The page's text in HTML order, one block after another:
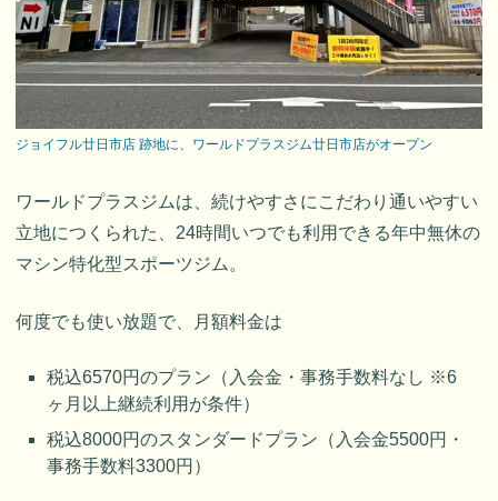
ジョイフル廿日市店 跡地に、ワールドプラスジム廿日市店がオープン
ワールドプラスジムは、続けやすさにこだわり通いやすい
立地につくられた、24時間いつでも利用できる年中無休の
マシン特化型スポーツジム。
何度でも使い放題で、月額料金は
税込6570円のプラン（入会金・事務手数料なし ※6
ヶ月以上継続利用が条件）
税込8000円のスタンダードプラン（入会金5500円・
事務手数料3300円）